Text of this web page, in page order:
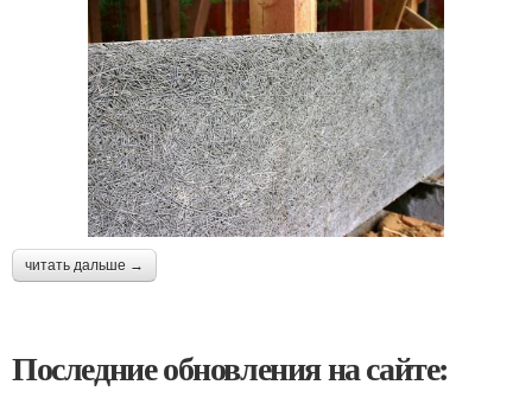
читать дальше →
Последние обновления на сайте: